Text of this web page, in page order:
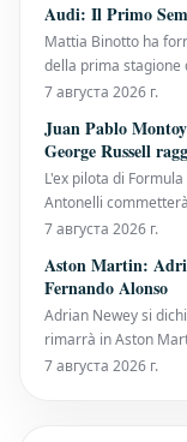
del titolo
Audi: Il Primo
Mattia Binotto ha
della prima stagione
sta costruendo
con enormi
7 августа 2026 г.
Juan Pablo
George Russell
L'ex pilota di
Antonelli
stagione, a
essere un talento
7 августа 2026 г.
Aston Martin:
Fernando Alonso
Adrian Newey si
rimarrà in Aston
spagnolo in Formula
7 августа 2026 г.